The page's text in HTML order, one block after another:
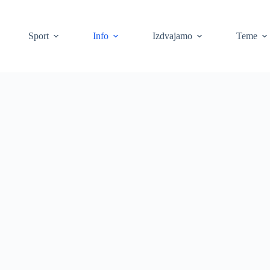
Sport Info Izdvajamo Teme